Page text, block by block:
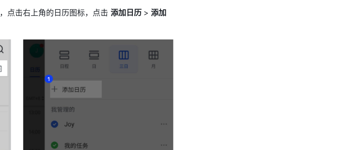
，点击右上角的日历图标，点击 添加日历 > 添加